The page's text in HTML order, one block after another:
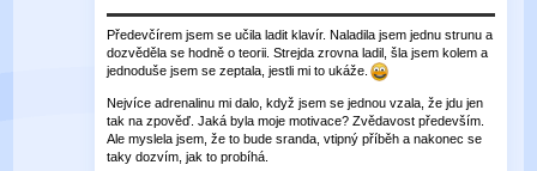
Předevčírem jsem se učila ladit klavír. Naladila jsem jednu strunu a
dozvěděla se hodně o teorii. Strejda zrovna ladil, šla jsem kolem a
jednoduše jsem se zeptala, jestli mi to ukáže.
Nejvíce adrenalinu mi dalo, když jsem se jednou vzala, že jdu jen
tak na zpověď. Jaká byla moje motivace? Zvědavost především.
Ale myslela jsem, že to bude sranda, vtipný příběh a nakonec se
taky dozvím, jak to probíhá.